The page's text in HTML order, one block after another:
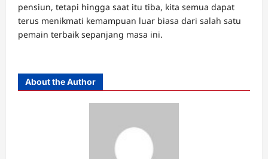
pensiun, tetapi hingga saat itu tiba, kita semua dapat
terus menikmati kemampuan luar biasa dari salah satu
pemain terbaik sepanjang masa ini.
About the Author